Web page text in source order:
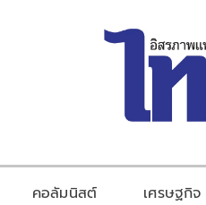
คอลัมนิสต์ เศรษฐกิจ